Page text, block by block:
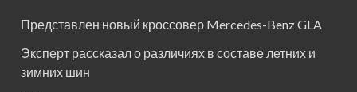
Представлен новый кроссовер Mercedes-Benz GLA
Эксперт рассказал о различиях в составе летних и
зимних шин